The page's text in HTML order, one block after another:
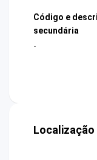
Código e
secundária
-